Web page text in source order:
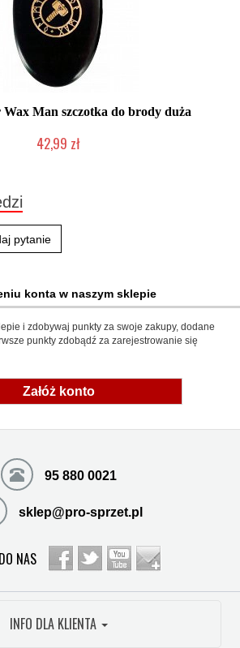
Man szczotka do brody duża
42,99 zł
pytanie
konta w naszym sklepie
i zdobywaj punkty za swoje zakupy, dodane
punkty zdobądź za zarejestrowanie się
Załóż konto
95 880 0021
sklep@pro-sprzet.pl
NAS
INFO DLA KLIENTA